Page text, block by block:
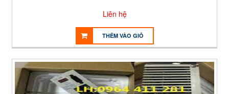
Liên hệ
THÊM VÀO GIỎ